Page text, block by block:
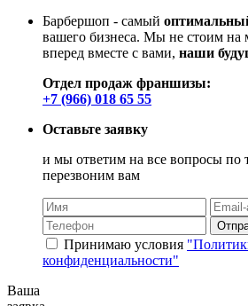
Барбершоп - самый
вашего бизнеса. Мы не стоим на
вперед вместе с вами, наши
Отдел продаж франшизы:
+7 (966) 018 65 55
Оставьте заявку
и мы ответим на все вопросы по
перезвоним вам
Принимаю условия
конфиденциальности"
Ваша